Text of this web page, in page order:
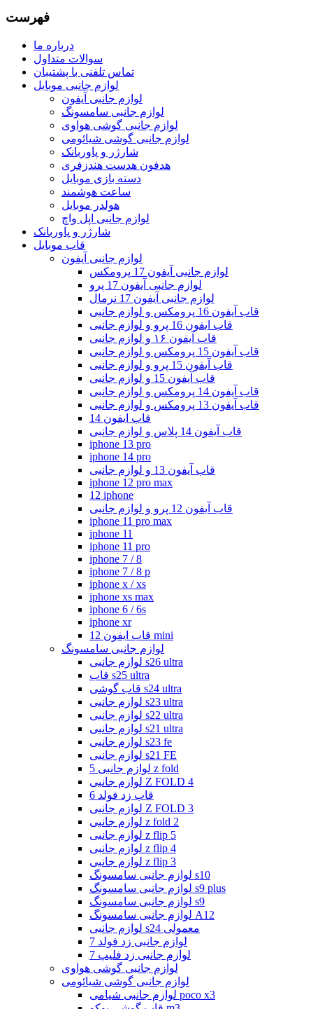
فهرست
درباره ما
سوالات متداول
تماس تلفنی با پشتیبان
لوازم جانبی موبایل
لوازم جانبی آیفون
لوازم جانبی سامسونگ
لوازم جانبی گوشی هواوی
لوازم جانبی گوشی شیائومی
شارژر و پاوربانک
هدفون هدست هندزفری
دسته بازی موبایل
ساعت هوشمند
هولدر موبایل
لوازم جانبی اپل واچ
شارژر و پاوربانک
قاب موبایل
لوازم جانبی آیفون
لوازم جانبی آیفون 17 پرومکس
لوازم جانبی آیفون 17 پرو
لوازم جانبی آیفون 17 نرمال
قاب آیفون 16 پرومکس و لوازم جانبی
قاب ایفون 16 پرو و لوازم جانبی
قاب آیفون ۱۶ و لوازم جانبی
قاب آیفون 15 پرومکس و لوازم جانبی
قاب آیفون 15 پرو و لوازم جانبی
قاب آیفون 15 و لوازم جانبی
قاب آیفون 14 پرومکس و لوازم جانبی
قاب آیفون 13 پرومکس و لوازم جانبی
قاب ایفون 14
قاب آیفون 14 پلاس و لوازم جانبی
iphone 13 pro
iphone 14 pro
قاب آیفون 13 و لوازم جانبی
iphone 12 pro max
12 iphone
قاب آیفون 12 پرو و لوازم جانبی
iphone 11 pro max
iphone 11
iphone 11 pro
iphone 7 / 8
iphone 7 / 8 p
iphone x / xs
iphone xs max
iphone 6 / 6s
iphone xr
قاب ایفون 12 mini
لوازم جانبی سامسونگ
لوازم جانبی s26 ultra
قاب s25 ultra
قاب گوشی s24 ultra
لوازم جانبی s23 ultra
لوازم جانبی s22 ultra
لوازم جانبی s21 ultra
لوازم جانبی s23 fe
لوازم جانبی s21 FE
لوازم جانبی 5 z fold
لوازم جانبی Z FOLD 4
قاب زد فولد 6
لوازم جانبی Z FOLD 3
لوازم جانبی z fold 2
لوازم جانبی z flip 5
لوازم جانبی z flip 4
لوازم جانبی z flip 3
لوازم جانبی سامسونگ s10
لوازم جانبی سامسونگ s9 plus
لوازم جانبی سامسونگ s9
لوازم جانبی سامسونگ A12
لوازم جانبی s24 معمولی
لوازم جانبی زد فولد 7
لوازم جانبی زد فلیپ 7
لوازم جانبی گوشی هواوی
لوازم جانبی گوشی شیائومی
لوازم جانبی شیامی poco x3